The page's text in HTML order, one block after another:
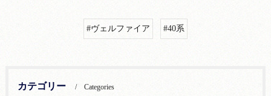
#ヴェルファイア #40系
カテゴリー Categories